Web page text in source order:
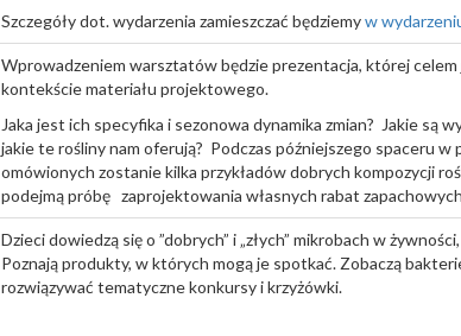
Szczegóły dot. wydarzenia zamieszczać będziemyw
Wprowadzeniem warsztatów będzie prezentacja, której
kontekście materiału projektowego.
Jaka jest ich specyfika i sezonowa dynamika zmian? Jakie są
jakie te rośliny nam oferują? Podczas późniejszego spaceru
omówionych zostanie kilka przykładów dobrych kompozycji
podejmą próbę zaprojektowania własnych rabat
Dzieci dowiedzą się o ”dobrych” i „złych” mikrobach w
Poznają produkty, w których mogą je spotkać. Zobaczą
rozwiązywać tematyczne konkursy i krzyżówki.